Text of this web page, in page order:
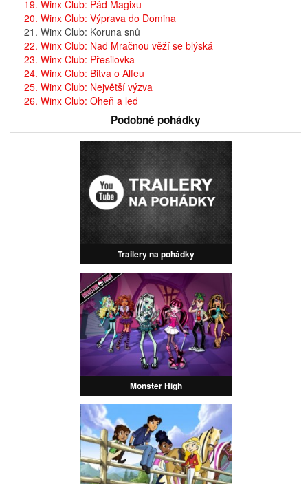
19. Winx Club: Pád Magixu
20. Winx Club: Výprava do Domina
21. Winx Club: Koruna snů
22. Winx Club: Nad Mračnou věží se blýská
23. Winx Club: Přesilovka
24. Winx Club: Bitva o Alfeu
25. Winx Club: Největší výzva
26. Winx Club: Oheň a led
Podobné pohádky
Trailery na pohádky
Monster High